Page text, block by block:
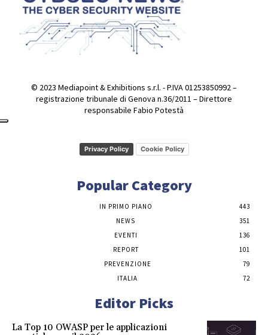
© 2023 Mediapoint & Exhibitions s.r.l. - P.IVA 01253850992 –
registrazione tribunale di Genova n.36/2011 – Direttore
responsabile Fabio Potestà
Privacy Policy Cookie Policy
Popular Category
IN PRIMO PIANO
443
NEWS
351
EVENTI
136
REPORT
101
PREVENZIONE
79
ITALIA
72
Editor Picks
La Top 10 OWASP per le applicazioni